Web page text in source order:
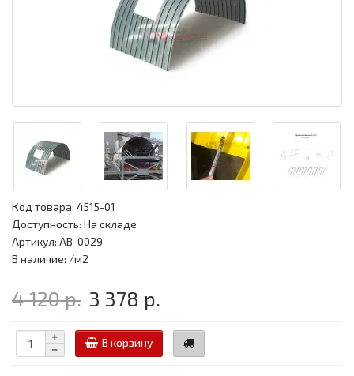
Код товара: 4515-01
Доступность: На складе
Артикул: АВ-0029
В наличие: /м2
4 120 р. 3 378 р.
В корзину